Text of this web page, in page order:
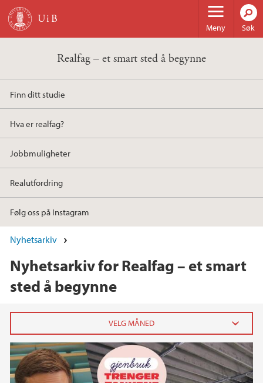
Hopp til hovedinnhold
Meny Søk
Realfag – et smart sted å begynne
Finn ditt studie
Hva er realfag?
Jobbmuligheter
Realutfordring
Følg oss på Instagram
Nyhetsarkiv
Nyhetsarkiv for Realfag – et smart
sted å begynne
#Realutfordring ft. Tise
september (1)